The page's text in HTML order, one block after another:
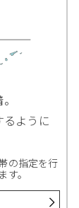
ように
の指定を行
。